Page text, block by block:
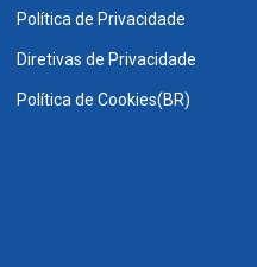
Política de Privacidade
Diretivas de Privacidade
Política de Cookies(BR)